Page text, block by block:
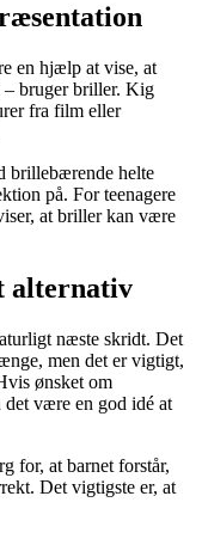
en hjælp at vise, at
– bruger briller. Kig
fra film eller
brillebærende helte
på. For teenagere
at briller kan være
alternativ
næste skridt. Det
men det er vigtigt,
ønsket om
være en god idé at
for, at barnet forstår,
Det vigtigste er, at